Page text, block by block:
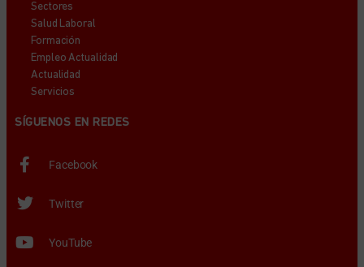
Sectores
Salud Laboral
Formación
Empleo Actualidad
Actualidad
Servicios
SÍGUENOS EN REDES
Facebook
Twitter
YouTube